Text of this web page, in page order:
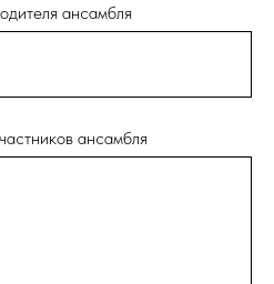
ансамбля
ансамбля